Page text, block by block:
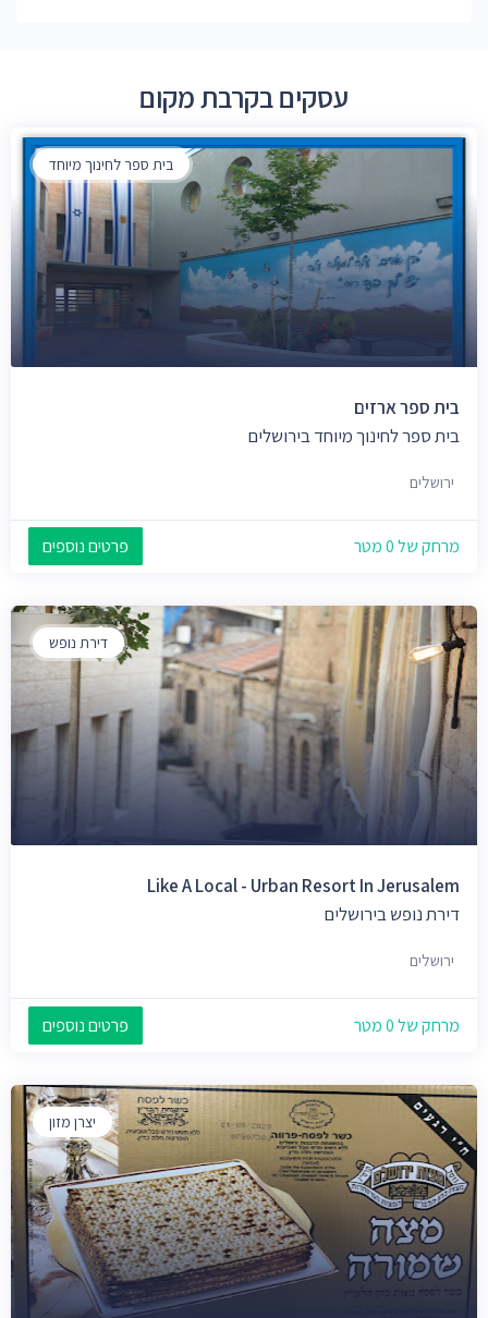
עסקים בקרבת מקום
בית ספר לחינוך מיוחד
בית ספר ארזים
בית ספר לחינוך מיוחד בירושלים
ירושלים
מרחק של 0 מטר פרטים נוספים
דירת נופש
Like A Local - Urban Resort In Jerusalem
דירת נופש בירושלים
ירושלים
מרחק של 0 מטר פרטים נוספים
יצרן מזון